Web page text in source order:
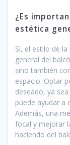
¿Es
estética
Sí, el estilo de
general del
sino también
espacio. Optar
deseado, ya
puede ayudar a
Además, una
focal y mejorar
haciendo del